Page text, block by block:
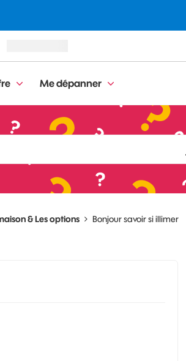
Me dépanner
& Les options Bonjour savoir si illimer